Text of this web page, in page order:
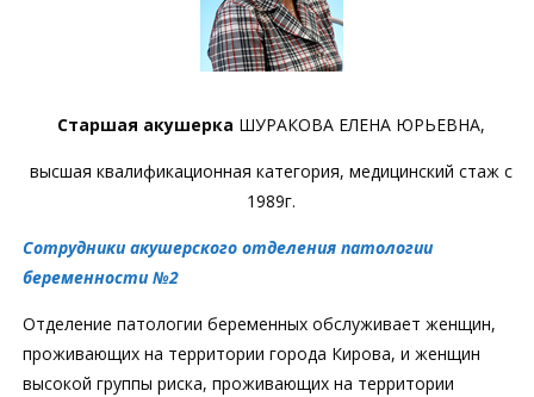
Старшая акушерка ШУРАКОВА ЕЛЕНА ЮРЬЕВНА,
высшая квалификационная категория, медицинский стаж с
1989г.
Сотрудники акушерского отделения патологии
беременности №2
Отделение патологии беременных обслуживает женщин,
проживающих на территории города Кирова, и женщин
высокой группы риска, проживающих на территории